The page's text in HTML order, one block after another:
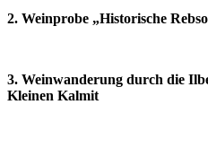
2. Weinprobe „Historische
3. Weinwanderung durch die
Kleinen Kalmit